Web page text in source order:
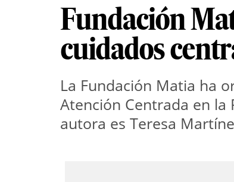
Fundación
cuidados
La Fundación Matia ha
Atención Centrada en
autora es Teresa